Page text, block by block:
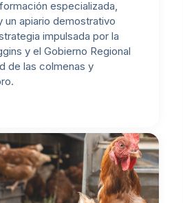
especializada,
un apiario demostrativo
impulsada por la
y el Gobierno Regional
de las colmenas y